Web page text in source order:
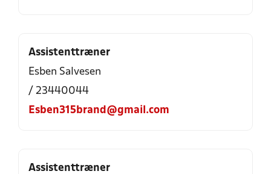
Assistenttræner
Esben Salvesen
/ 23440044
Esben315brand@gmail.com
Assistenttræner